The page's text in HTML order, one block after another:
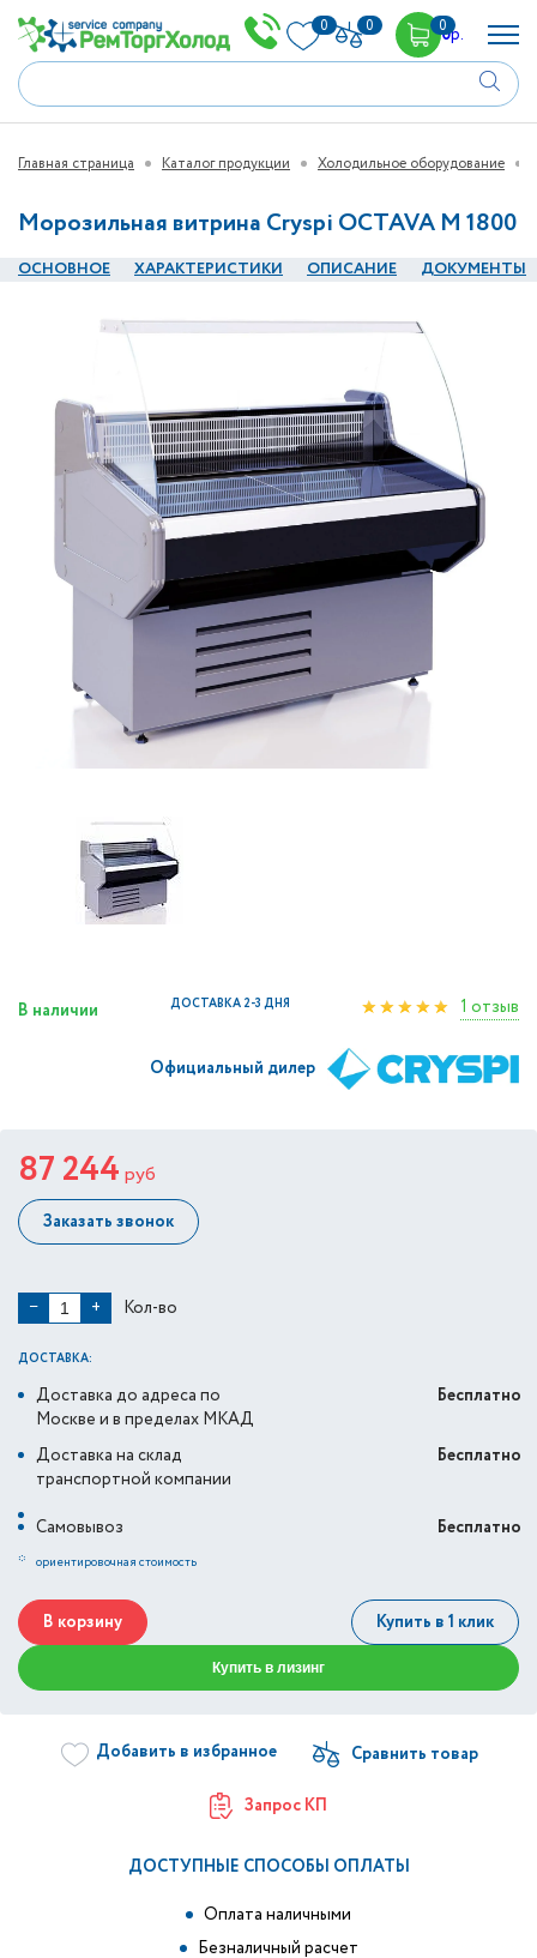
0 0 00р.
Главная страница Каталог продукции Холодильное оборудование
Морозильная витрина Cryspi OCTAVA M 1800
ОСНОВНОЕ ХАРАКТЕРИСТИКИ ОПИСАНИЕ ДОКУМЕНТЫ
В наличии ДОСТАВКА 2-3 ДНЯ 1 отзыв
Официальный дилер
87 244 руб
Заказать звонок
− + Кол-во
ДОСТАВКА:
Доставка до адреса по
Москве и в пределах МКАД
Бесплатно
Доставка на склад
транспортной компании
Бесплатно
Самовывоз
Бесплатно
* ориентировочная стоимость
В корзину Купить в 1 клик
Купить в лизинг
Добавить в избранное
Запрос КП
ДОСТУПНЫЕ СПОСОБЫ ОПЛАТЫ
Оплата наличными
Безналичный расчет